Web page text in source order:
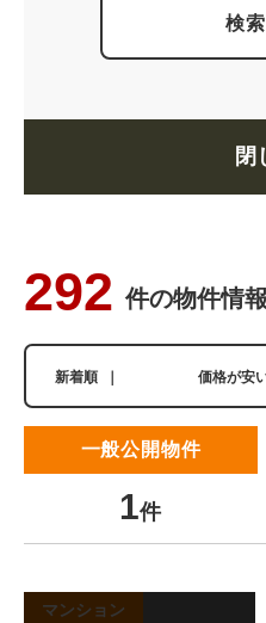
検
閉
292 件の物件情
新着順 価格が安
一般公開物件
1件
マンション